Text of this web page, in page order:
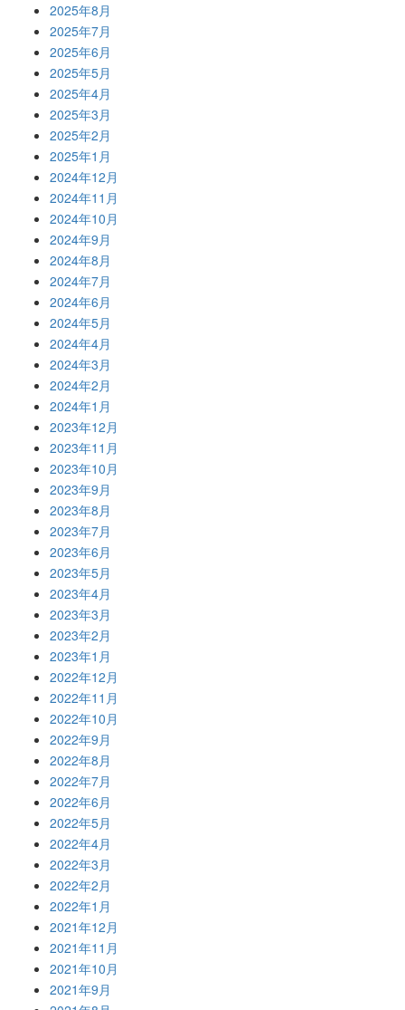
2025年8月
2025年7月
2025年6月
2025年5月
2025年4月
2025年3月
2025年2月
2025年1月
2024年12月
2024年11月
2024年10月
2024年9月
2024年8月
2024年7月
2024年6月
2024年5月
2024年4月
2024年3月
2024年2月
2024年1月
2023年12月
2023年11月
2023年10月
2023年9月
2023年8月
2023年7月
2023年6月
2023年5月
2023年4月
2023年3月
2023年2月
2023年1月
2022年12月
2022年11月
2022年10月
2022年9月
2022年8月
2022年7月
2022年6月
2022年5月
2022年4月
2022年3月
2022年2月
2022年1月
2021年12月
2021年11月
2021年10月
2021年9月